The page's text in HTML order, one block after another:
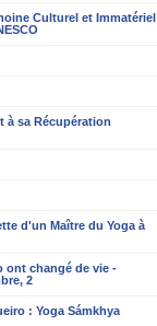
Culturel et Immatériel
à sa Récupération
d'un Maître du Yoga à
ont changé de vie -
2
: Yoga Sámkhya